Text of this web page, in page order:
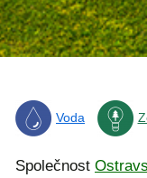
Voda
Společnost